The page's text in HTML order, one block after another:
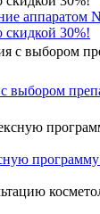
аппаратом
30%!
выбором